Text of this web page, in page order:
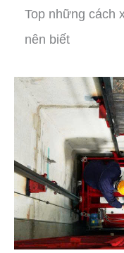
Top những cách
nên biết